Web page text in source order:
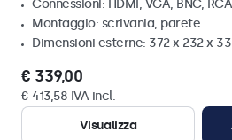
Connessioni: HDMI, VGA, BNC, RCA
Montaggio: scrivania, parete
Dimensioni esterne: 372 x 232 x
€ 339,00
€ 413,58 IVA incl.
Visualizza